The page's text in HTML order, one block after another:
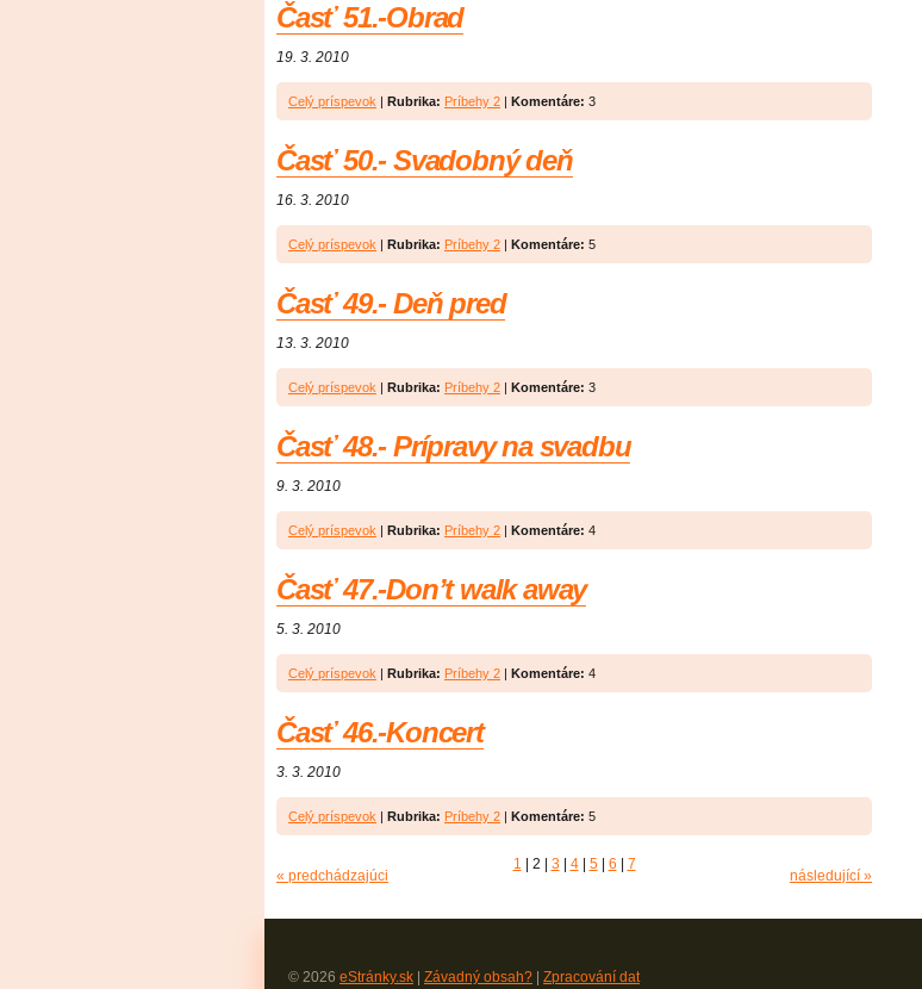
Časť 51.-Obrad
19. 3. 2010
Celý príspevok | Rubrika: Príbehy 2 | Komentáre: 3
Časť 50.- Svadobný deň
16. 3. 2010
Celý príspevok | Rubrika: Príbehy 2 | Komentáre: 5
Časť 49.- Deň pred
13. 3. 2010
Celý príspevok | Rubrika: Príbehy 2 | Komentáre: 3
Časť 48.- Prípravy na svadbu
9. 3. 2010
Celý príspevok | Rubrika: Príbehy 2 | Komentáre: 4
Časť 47.-Don’t walk away
5. 3. 2010
Celý príspevok | Rubrika: Príbehy 2 | Komentáre: 4
Časť 46.-Koncert
3. 3. 2010
Celý príspevok | Rubrika: Príbehy 2 | Komentáre: 5
« predchádzajúci
1 2 3 4 5 6 7
následující »
© 2026 eStránky.sk Závadný obsah? Zpracování dat